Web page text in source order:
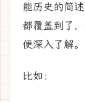
能历史的简
都覆盖到了
便深入了解。
比如：